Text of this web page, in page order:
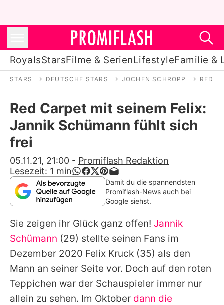
RoyalsStarsFilme & SerienLifestyleFamilie &
Stars
Filme & Serien
Lifestyle
Familie & Liebe
Promiflash Exklusiv
Alle Themen auf Promiflash
Jobs
App runterladen
Team
STARS DEUTSCHE STARS JOCHEN SCHROPP RED
Red Carpet mit seinem Felix:
Jannik Schümann fühlt sich
frei
05.11.21, 21:00 - Promiflash Redaktion
Lesezeit: 1 min
Damit du die spannendsten
Promiflash-News auch bei
Google siehst.
Sie zeigen ihr Glück ganz offen! Jannik
Schümann (29) stellte seinen Fans im
Dezember 2020 Felix Kruck (35) als den
Mann an seiner Seite vor. Doch auf den roten
Teppichen war der Schauspieler immer nur
allein zu sehen. Im Oktober dann die